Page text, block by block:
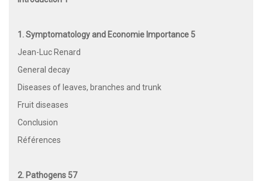
1. Symptomatology and Economie Importance 5
Jean-Luc Renard
General decay
Diseases of leaves, branches and trunk
Fruit diseases
Conclusion
Références
2. Pathogens 57